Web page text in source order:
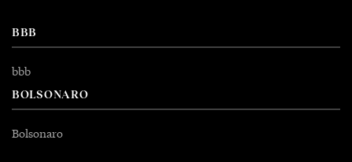
BBB
bbb
BOLSONARO
Bolsonaro